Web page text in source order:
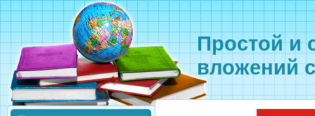
Простой и
вложений